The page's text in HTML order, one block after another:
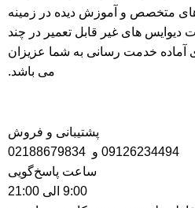
نیرو‌های متخصص و آموزش دیده در زمینه
های غیر قابل تعمیر در چند
خدمت رسانی به شما عزیزان
می باشد.
پشتیبانی و فروش
09126234494 و
ساعت پاسخ‌گویی
9:00 الی 21:00